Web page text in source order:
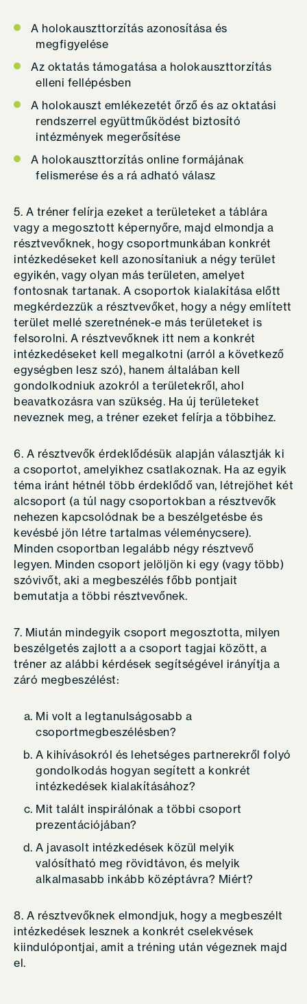
A holokauszttorzítás azonosítása és
megfigyelése
Az oktatás támogatása a holokauszttorzítás
elleni fellépésben
A holokauszt emlékezetét őrző és az oktatási
rendszerrel együttműködést biztosító
intézmények megerősítése
A holokauszttorzítás online formájának
felismerése és a rá adható válasz
5. A tréner felírja ezeket a területeket a táblára
vagy a megosztott képernyőre, majd elmondja a
résztvevőknek, hogy csoportmunkában konkrét
intézkedéseket kell azonosítaniuk a négy terület
egyikén, vagy olyan más területen, amelyet
fontosnak tartanak. A csoportok kialakítása előtt
megkérdezzük a résztvevőket, hogy a négy említett
terület mellé szeretnének-e más területeket is
felsorolni. A résztvevőknek itt nem a konkrét
intézkedéseket kell megalkotni (arról a következő
egységben lesz szó), hanem általában kell
gondolkodniuk azokról a területekről, ahol
beavatkozásra van szükség. Ha új területeket
neveznek meg, a tréner ezeket felírja a többihez.
6. A résztvevők érdeklődésük alapján választják ki
a csoportot, amelyikhez csatlakoznak. Ha az egyik
téma iránt hétnél több érdeklődő van, létrejöhet két
alcsoport (a túl nagy csoportokban a résztvevők
nehezen kapcsolódnak be a beszélgetésbe és
kevésbé jön létre tartalmas véleménycsere).
Minden csoportban legalább négy résztvevő
legyen. Minden csoport jelöljön ki egy (vagy több)
szóvivőt, aki a megbeszélés főbb pontjait
bemutatja a többi résztvevőnek.
7. Miután mindegyik csoport megosztotta, milyen
beszélgetés zajlott a a csoport tagjai között, a
tréner az alábbi kérdések segítségével irányítja a
záró megbeszélést:
Mi volt a legtanulságosabb a
csoportmegbeszélésben?
A kihívásokról és lehetséges partnerekről folyó
gondolkodás hogyan segített a konkrét
intézkedések kialakításához?
Mit talált inspirálónak a többi csoport
prezentációjában?
A javasolt intézkedések közül melyik
valósítható meg rövidtávon, és melyik
alkalmasabb inkább középtávra? Miért?
8. A résztvevőknek elmondjuk, hogy a megbeszélt
intézkedések lesznek a konkrét cselekvések
kiindulópontjai, amit a tréning után végeznek majd
el.